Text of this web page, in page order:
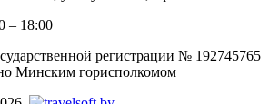
– 18:00
регистрации № 192745765
Минским горисполкомом